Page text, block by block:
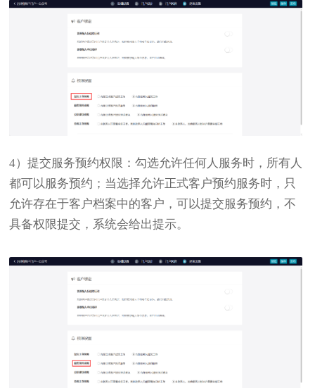
4）提交服务预约权限：勾选允许任何人服务时，所有人
都可以服务预约；当选择允许正式客户预约服务时，只
允许存在于客户档案中的客户，可以提交服务预约，不
具备权限提交，系统会给出提示。